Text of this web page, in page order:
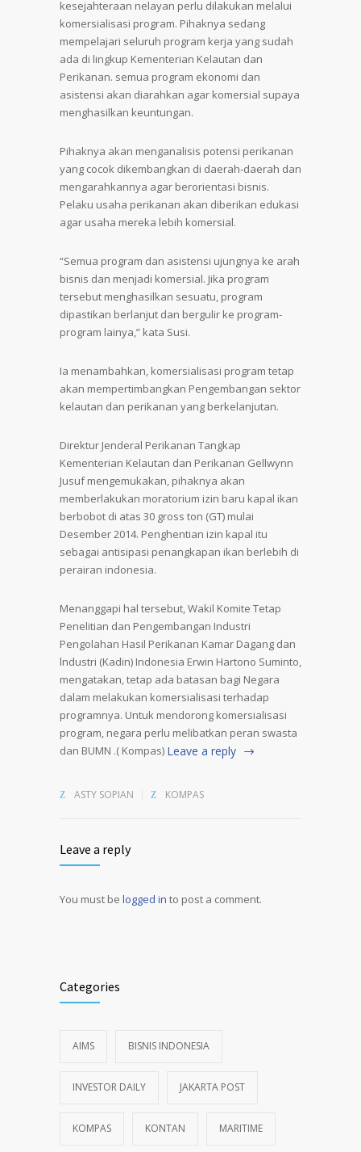
kesejahteraan nelayan perlu dilakukan melalui
komersialisasi program. Pihaknya sedang
mempelajari seluruh program kerja yang sudah
ada di lingkup Kementerian Kelautan dan
Perikanan. semua program ekonomi dan
asistensi akan diarahkan agar komersial supaya
menghasilkan keuntungan.
Pihaknya akan menganalisis potensi perikanan
yang cocok dikembangkan di daerah-daerah dan
mengarahkannya agar berorientasi bisnis.
Pelaku usaha perikanan akan diberikan edukasi
agar usaha mereka lebih komersial.
“Semua program dan asistensi ujungnya ke arah
bisnis dan menjadi komersial. Jika program
tersebut menghasilkan sesuatu, program
dipastikan berlanjut dan bergulir ke program-
program lainya,” kata Susi.
Ia menambahkan, komersialisasi program tetap
akan mempertimbangkan Pengembangan sektor
kelautan dan perikanan yang berkelanjutan.
Direktur Jenderal Perikanan Tangkap
Kementerian Kelautan dan Perikanan Gellwynn
Jusuf mengemukakan, pihaknya akan
memberlakukan moratorium izin baru kapal ikan
berbobot di atas 30 gross ton (GT) mulai
Desember 2014. Penghentian izin kapal itu
sebagai antisipasi penangkapan ikan berlebih di
perairan indonesia.
Menanggapi hal tersebut, Wakil Komite Tetap
Penelitian dan Pengembangan Industri
Pengolahan Hasil Perikanan Kamar Dagang dan
lndustri (Kadin) Indonesia Erwin Hartono Suminto,
mengatakan, tetap ada batasan bagi Negara
dalam melakukan komersialisasi terhadap
programnya. Untuk mendorong komersialisasi
program, negara perlu melibatkan peran swasta
dan BUMN .( Kompas) Leave a reply
ASTY SOPIAN KOMPAS
Leave a reply
You must be logged in to post a comment.
Categories
AIMS BISNIS INDONESIA
INVESTOR DAILY JAKARTA POST
KOMPAS KONTAN MARITIME